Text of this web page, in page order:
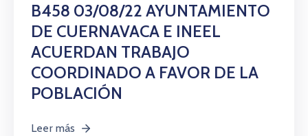
B458 03/08/22 AYUNTAMIENTO
DE CUERNAVACA E INEEL
ACUERDAN TRABAJO
COORDINADO A FAVOR DE LA
POBLACIÓN
Leer más